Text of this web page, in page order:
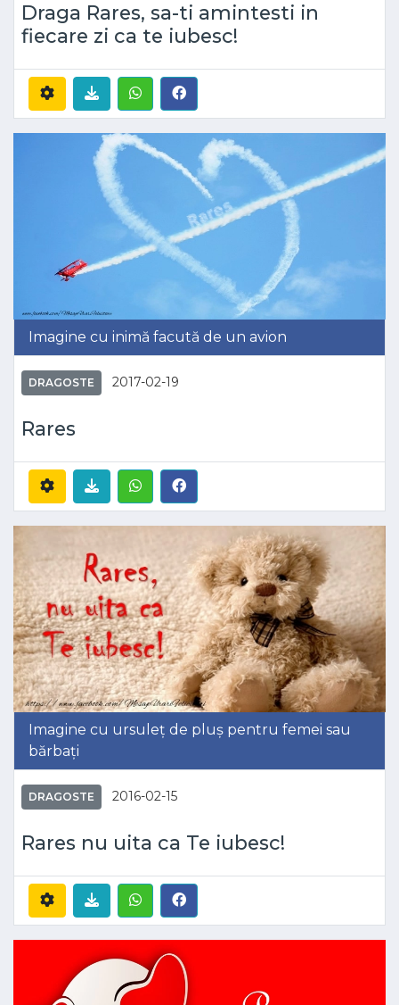
Draga Rares, sa-ti amintesti in
fiecare zi ca te iubesc!
Imagine cu inimă facută de un avion
DRAGOSTE 2017-02-19
Rares
Imagine cu ursuleț de pluș pentru femei sau
bărbați
DRAGOSTE 2016-02-15
Rares nu uita ca Te iubesc!